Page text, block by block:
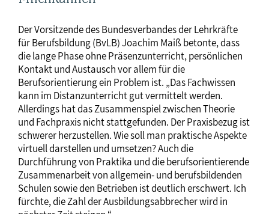
Der Vorsitzende des Bundesverbandes der Lehrkräfte
für Berufsbildung (BvLB) Joachim Maiß betonte, dass
die lange Phase ohne Präsenzunterricht, persönlichen
Kontakt und Austausch vor allem für die
Berufsorientierung ein Problem ist. „Das Fachwissen
kann im Distanzunterricht gut vermittelt werden.
Allerdings hat das Zusammenspiel zwischen Theorie
und Fachpraxis nicht stattgefunden. Der Praxisbezug ist
schwerer herzustellen. Wie soll man praktische Aspekte
virtuell darstellen und umsetzen? Auch die
Durchführung von Praktika und die berufsorientierende
Zusammenarbeit von allgemein- und berufsbildenden
Schulen sowie den Betrieben ist deutlich erschwert. Ich
fürchte, die Zahl der Ausbildungsabbrecher wird in